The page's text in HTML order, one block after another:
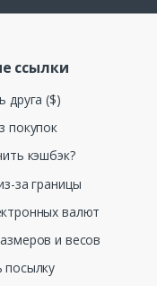
ссылки
друга ($)
покупок
кэшбэк?
за границы
валют
и весов
посылку